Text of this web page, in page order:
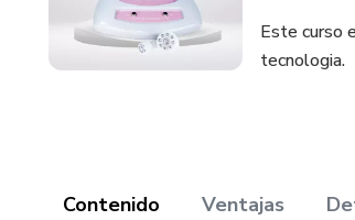
Este curso
tecnologia.
Contenido Ventajas